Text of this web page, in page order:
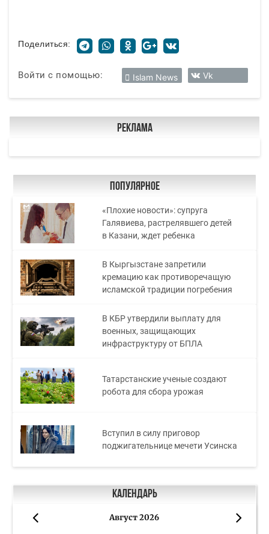
Поделиться:
Войти с помощью: Islam News Vk
Реклама
Популярное
«Плохие новости»: супруга
Галявиева, растрелявшего детей
в Казани, ждет ребенка
В Кыргызстане запретили
кремацию как противоречащую
исламской традиции погребения
В КБР утвердили выплату для
военных, защищающих
инфраструктуру от БПЛА
Татарстанские ученые создают
робота для сбора урожая
Вступил в силу приговор
поджигательнице мечети Усинска
Календарь
Август 2026